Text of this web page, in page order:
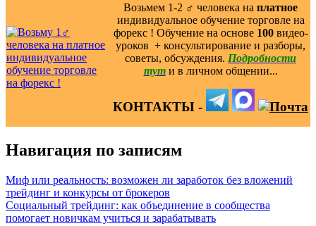
Возьмем 1-2 ‍♂️ человека на платное
индивидуальное обучение торговле на
форекс ! Обучение на основе 100видео-
уроков ️ + консультирование и разборы,
советы, обсуждения. Подробности
тут и в личном общении...
КОНТАКТЫ -
Навигация по записям
Миф или реальность: возможен ли заработок без вложений
трейдинг и конкурсы от брокеров
Социальный трейдинг: как объединение в сообщества
помогает новичкам учиться и зарабатывать